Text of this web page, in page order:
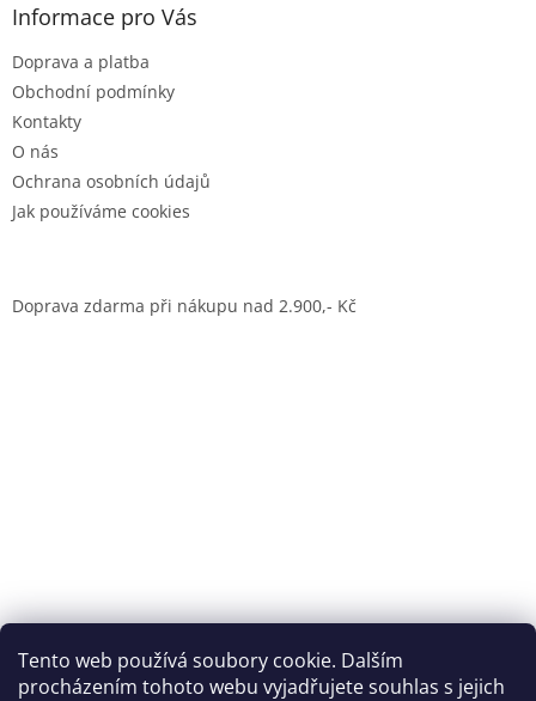
Tento web používá soubory cookie. Dalším
procházením tohoto webu vyjadřujete souhlas s jejich
Informace pro Vás
Doprava a platba
Obchodní podmínky
Kontakty
O nás
Ochrana osobních údajů
Jak používáme cookies
Doprava zdarma při nákupu nad 2.900,- Kč